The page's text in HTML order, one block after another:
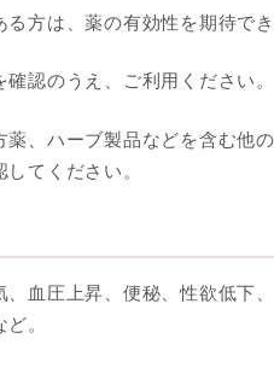
方は、薬の有効性を期待で
認のうえ、ご利用ください。
、ハーブ製品などを含む他
てください。
血圧上昇、便秘、性欲低下
。